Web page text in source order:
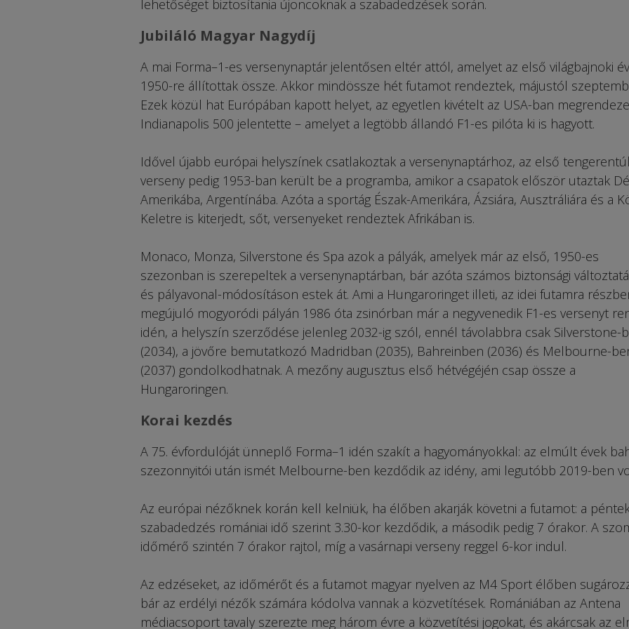
lehetőséget biztosítania újoncoknak a szabadedzések során.
Jubiláló Magyar Nagydíj
A mai Forma–1-es versenynaptár jelentősen eltér attól, amelyet az első világbajnoki
1950-re állítottak össze. Akkor mindössze hét futamot rendeztek, májustól
Ezek közül hat Európában kapott helyet, az egyetlen kivételt az USA-ban
Indianapolis 500 jelentette – amelyet a legtöbb állandó F1-es pilóta ki is hagyott.
Idővel újabb európai helyszínek csatlakoztak a versenynaptárhoz, az első
verseny pedig 1953-ban került be a programba, amikor a csapatok először utaztak
Amerikába, Argentínába. Azóta a sportág Észak-Amerikára, Ázsiára, Ausztráliára és a
Keletre is kiterjedt, sőt, versenyeket rendeztek Afrikában is.
Monaco, Monza, Sil­ver­sto­ne és Spa azok a pályák, amelyek már az első, 1950-es
szezonban is szerepeltek a versenynaptárban, bár azóta számos biztonsági
és pályavonal-módosításon estek át. Ami a Hungaroringet illeti, az idei futamra
megújuló mogyoródi pályán 1986 óta zsinórban már a negyvenedik F1-es versenyt
idén, a helyszín szerződése jelenleg 2032-ig szól, ennél távolabbra csak Silverstone-
(2034), a jövőre bemutatkozó Madridban (2035), Bahreinben (2036) és Melbourne-
(2037) gondolkodhatnak. A mezőny augusztus első hétvégéjén csap össze a
Hungaroringen.
Korai kezdés
A 75. évfordulóját ünneplő Forma–1 idén szakít a hagyományokkal: az elmúlt évek
szezonnyitói után ismét Melbourne-ben kezdődik az idény, ami legutóbb 2019-ben
Az európai nézőknek korán kell kelniük, ha élőben akarják követni a futamot: a
szabadedzés romániai idő szerint 3.30-kor kezdődik, a második pedig 7 órakor. A
időmérő szintén 7 órakor rajtol, míg a vasárnapi verseny reggel 6-kor indul.
Az edzéseket, az időmérőt és a futamot magyar nyelven az M4 Sport élőben
bár az erdélyi nézők számára kódolva vannak a közvetítések. Romániában az Antena
médiacsoport tavaly szerezte meg három évre a közvetítési jogokat, és akárcsak az